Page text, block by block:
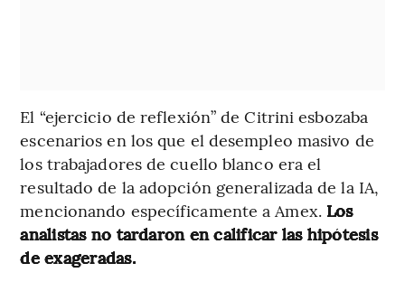
El “ejercicio de reflexión” de Citrini esbozaba
escenarios en los que el desempleo masivo de
los trabajadores de cuello blanco era el
resultado de la adopción generalizada de la IA,
mencionando específicamente a Amex. Los
analistas no tardaron en calificar las hipótesis
de exageradas.